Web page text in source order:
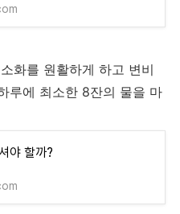
화를 원활하게 하고 변비
루에 최소한 8잔의 물을 마
야 할까?